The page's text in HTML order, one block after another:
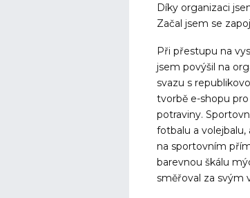
Díky organizaci
Začal jsem se
Při přestupu na
jsem povýšil na
svazu s
tvorbě e-shopu
potraviny.
fotbalu a
na sportovním
barevnou škálu
směřoval za svým